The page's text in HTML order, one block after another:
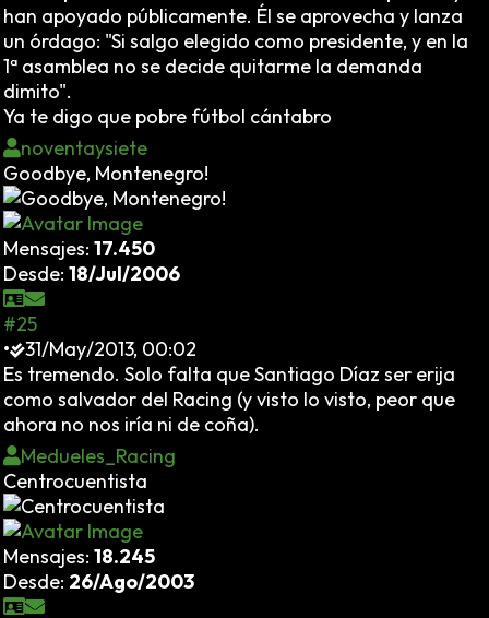
han apoyado públicamente. Él se aprovecha y lanza
un órdago: "Si salgo elegido como presidente, y en la
1ª asamblea no se decide quitarme la demanda
dimito".
Ya te digo que pobre fútbol cántabro
noventaysiete
Goodbye, Montenegro!
Mensajes: 17.450
Desde: 18/Jul/2006
#25
•
31/May/2013, 00:02
Es tremendo. Solo falta que Santiago Díaz ser erija
como salvador del Racing (y visto lo visto, peor que
ahora no nos iría ni de coña).
Medueles_Racing
Centrocuentista
Mensajes: 18.245
Desde: 26/Ago/2003